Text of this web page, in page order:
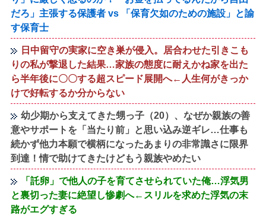
だろ」主張する保護者 vs 「保育欠如のための施設」と諭
す保育士
日中留守の実家に空き巣が侵入。居合わせた引きこも
りの私が撃退した結果…家族の態度に耐えかね家を出た
ら半年後に〇〇する超スピード展開へ←人生何がきっか
けで好転するか分からない
幼少期から支えてきた甥っ子（20）、なぜか親族の善
意やサポートを「当たり前」と思い込み逆ギレ…仕事も
続かず他力本願で横柄になったあまりの非常識さに限界
到達！情で助けてきたけどもう親族やめたい
「託卵」で他人の子を育てさせられていた俺…浮気男
と裏切った妻に絶望し惨劇へ←スリルを求めた浮気の末
路がエグすぎる